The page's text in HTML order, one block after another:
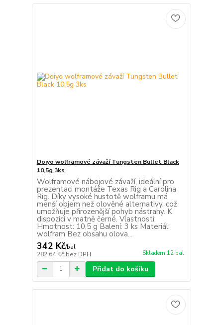
Doiyo wolframové závaží Tungsten Bullet Black
10,5g 3ks
Wolframové nábojové závaží, ideální pro
prezentaci montáže Texas Rig a Carolina
Rig. Díky vysoké hustotě wolframu má
menší objem než olověné alternativy, což
umožňuje přirozenější pohyb nástrahy. K
dispozici v matně černé. Vlastnosti:
Hmotnost: 10,5 g Balení: 3 ks Materiál:
wolfram Bez obsahu olova...
342 Kč/bal
282,64 Kč bez DPH Skladem 12 bal
Přidat do košíku